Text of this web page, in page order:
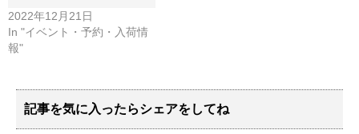
2022年12月21日
In "イベント・予約・入荷情
報"
記事を気に入ったらシェアをしてね